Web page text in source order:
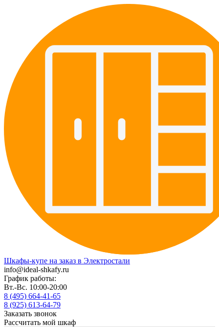
Шкафы-купе на заказ в Электростали
info@ideal-shkafy.ru
График работы:
Вт.-Вс. 10:00-20:00
8 (495) 664-41-65
8 (925) 613-64-79
Заказать звонок
Рассчитать мой шкаф